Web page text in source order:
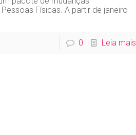
Físicas. A partir de janeiro
0 Leia mais